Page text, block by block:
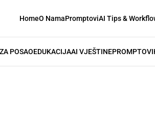
HomeO NamaPromptoviAI Tips &
POSAOEDUKACIJAAI VJEŠTINEPROMPTOVI